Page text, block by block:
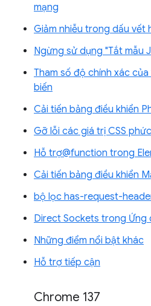
mạng
Giảm nhiễu trong dấu vết
Ngừng sử dụng "Tắt mẫu
Tham số độ chính xác
biến
Cải tiến bảng điều khiển
Gỡ lỗi các giá trị CSS
Hỗ trợ@function trong
Cải tiến bảng điều khiển
bộ lọc has-request-
Direct Sockets trong
Những điểm nổi bật khác
Hỗ trợ tiếp cận
Chrome 137